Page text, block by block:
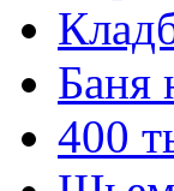
Баня
400